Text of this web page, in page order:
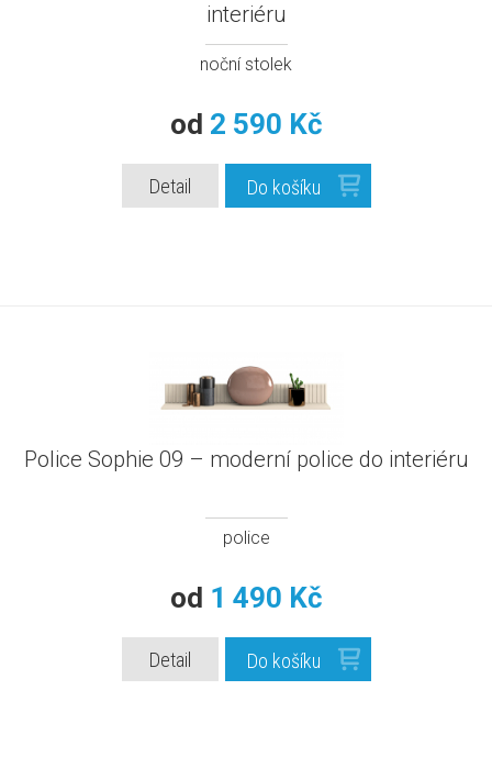
interiéru
noční stolek
od 2 590 Kč
Detail Do košíku
Police Sophie 09 – moderní police do interiéru
police
od 1 490 Kč
Detail Do košíku